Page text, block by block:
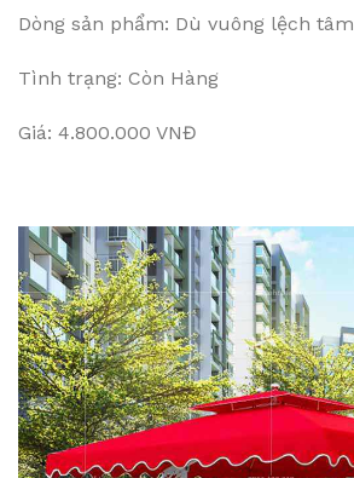
Dòng sản phẩm: Dù vuông lệch tâm
Tình trạng: Còn Hàng
Giá: 4.800.000 VNĐ